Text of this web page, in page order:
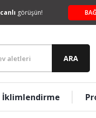
canlı görüşün!
ARA
İklimlendirme